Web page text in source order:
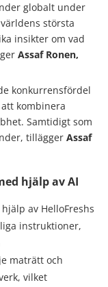
globalt under
största
insikter om vad
Assaf Ronen,
konkurrensfördel
kombinera
Samtidigt som
tillägger Assaf
hjälp av AI
av HelloFreshs
instruktioner,
maträtt och
vilket